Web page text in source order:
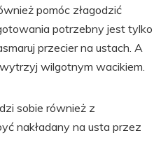
pomóc złagodzić
potrzebny jest tylko
przecier na ustach. A
wilgotnym wacikiem.
sobie również z
nakładany na usta przez